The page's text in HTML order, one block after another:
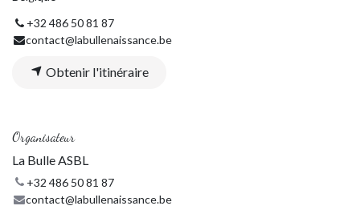
+32 486 50 81 87
contact@labullenaissance.be
Obtenir l'itinéraire
Organisateur
La Bulle ASBL
+32 486 50 81 87
contact@labullenaissance.be